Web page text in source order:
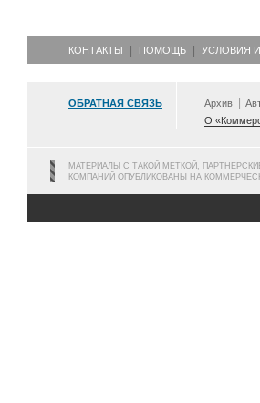
КОНТАКТЫ ПОМОЩЬ УСЛОВИЯ
ОБРАТНАЯ СВЯЗЬ Архив
О
МАТЕРИАЛЫ С ТАКОЙ МЕТКОЙ,
КОМПАНИЙ ОПУБЛИКОВАНЫ НА